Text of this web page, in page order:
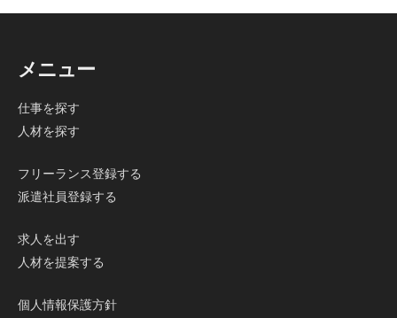
メニュー
仕事を探す
人材を探す
フリーランス登録する
派遣社員登録する
求人を出す
人材を提案する
個人情報保護方針